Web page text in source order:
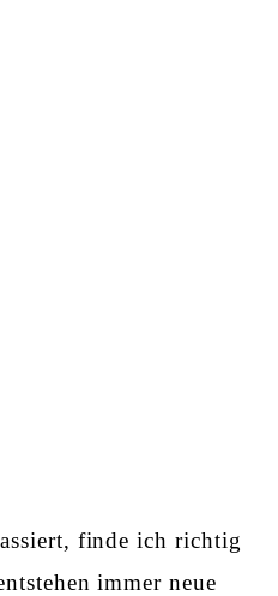
finde ich richtig
immer neue